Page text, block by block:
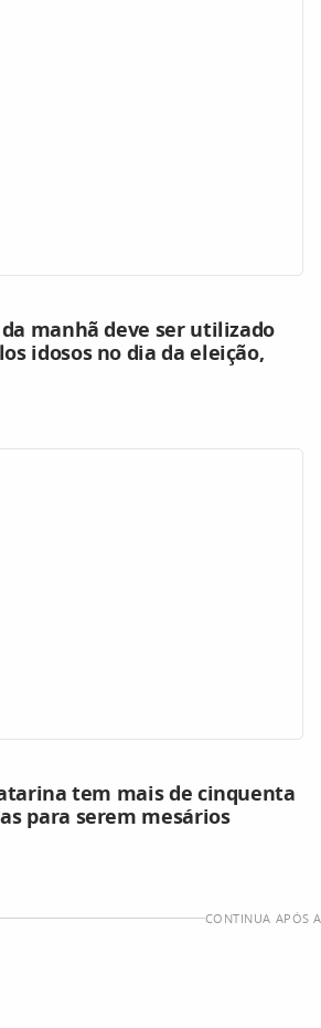
da manhã deve ser utilizado
idosos no dia da eleição,
tem mais de cinquenta
para serem mesários
CONTINUA APÓS